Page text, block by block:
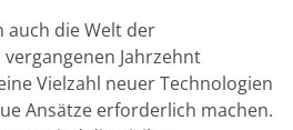
auch die Welt der
Jahrzehnt
Vielzahl neuer Technologien
Ansätze erforderlich machen.